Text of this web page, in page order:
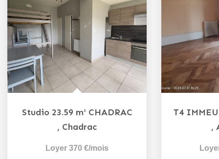
Studio 23.59 m² CHADRAC
, Chadrac
Loyer 370 €/mois
,